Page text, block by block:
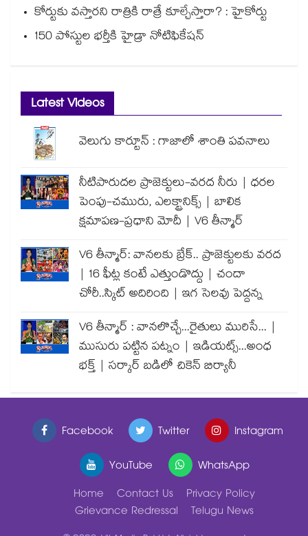
కోర్టుకు వస్తారని రాత్రికి రాత్రే కూల్చేస్తారా? : హైకోర్టు
150 పోస్టుల భర్తీకి హైడ్రా నోటిఫికేషన్
Latest Videos
వెలుగు కార్టూన్ : గాజాలో శాంతి పవనాలు
నీటిపారుదల ప్రాజెక్టులు-వరద నీరు | ధరల
పెంపు-చమురు, ఎలక్ట్రానిక్స్ | బాలిక
క్షమాపణ-ప్రధాని మోదీ | V6 తీన్మార్
V6 తీన్మార్: వానలకు బ్రేక్.. ప్రాజెక్టులకు వరద
| 16 ఫీట్ల కంటే ఎత్తుండొద్దు | చందా
చోరీ..స్కిట్ అదిరింది | ఇగ సెలవు పెద్దన్న
V6 తీన్మార్ : వానలొచ్చే...రైతులు మురిసే... |
ముసురు పట్టిన పట్నం | ఇడియట్స్...అంధ
భక్త్ | సర్కార్ బడిలో చికెన్ బిర్యానీ
Facebook Twitter
Instagram
YouTube
WhatsApp
Home
Contact Us
Privacy Policy
Grievance Redressal
Telugu News